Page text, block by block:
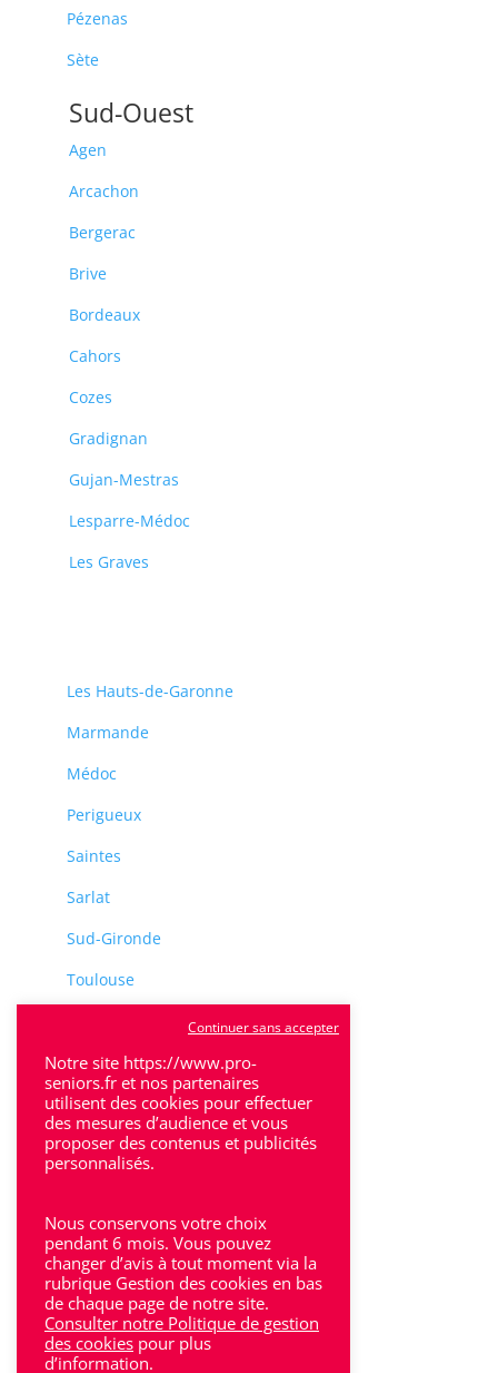
Pézenas
Sète
Sud-Ouest
Agen
Arcachon
Bergerac
Brive
Bordeaux
Cahors
Cozes
Gradignan
Gujan-Mestras
Lesparre-Médoc
Les Graves
Les Hauts-de-Garonne
Marmande
Médoc
Perigueux
Saintes
Sarlat
Sud-Gironde
Toulouse
Villeneuve-Sur-Lot
Bron
Lyon
Lyon 6
Villeurbanne
Notre site https://www.pro-
seniors.fr et nos partenaires
utilisent des cookies pour effectuer
des mesures d’audience et vous
proposer des contenus et publicités
personnalisés.
Nous conservons votre choix
pendant 6 mois. Vous pouvez
changer d’avis à tout moment via la
rubrique Gestion des cookies en bas
de chaque page de notre site.
Consulter notre Politique de gestion
des cookies pour plus
d’information.
Continuer sans accepter